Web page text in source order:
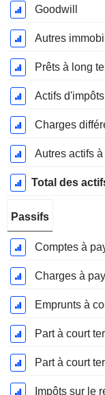
Goodwill
Autres
Prêts à long
Actifs
Charges
Autres actifs à
Total des
Passifs
Comptes à
Charges à
Emprunts à
Part à court
Part à court
Impôts sur le